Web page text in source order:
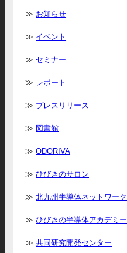
お知らせ
イベント
セミナー
レポート
プレスリリース
図書館
ODORIVA
ひびきのサロン
北九州半導体ネットワーク
ひびきの半導体アカデミー
共同研究開発センター